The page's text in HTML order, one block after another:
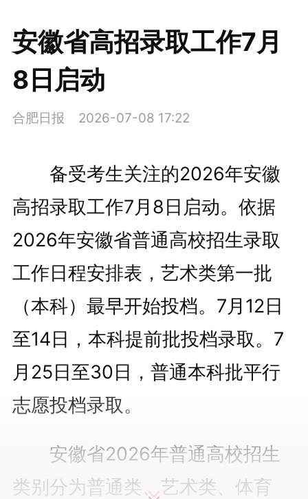
安徽省高招录取工作7月
8日启动
合肥日报 2026-07-08 17:22
备受考生关注的2026年安徽
高招录取工作7月8日启动。依据
2026年安徽省普通高校招生录取
工作日程安排表，艺术类第一批
（本科）最早开始投档。7月12日
至14日，本科提前批投档录取。7
月25日至30日，普通本科批平行
志愿投档录取。
安徽省2026年普通高校招生
类别分为普通类、艺术类、体育